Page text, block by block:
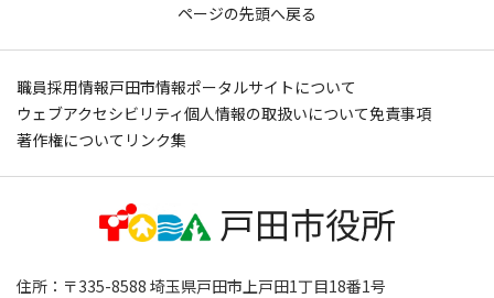
ページの先頭へ戻る
職員採用情報戸田市情報ポータルサイトについて
ウェブアクセシビリティ個人情報の取扱いについて免責事項
著作権について リンク集
住所：〒335-8588 埼玉県戸田市上戸田1丁目18番1号